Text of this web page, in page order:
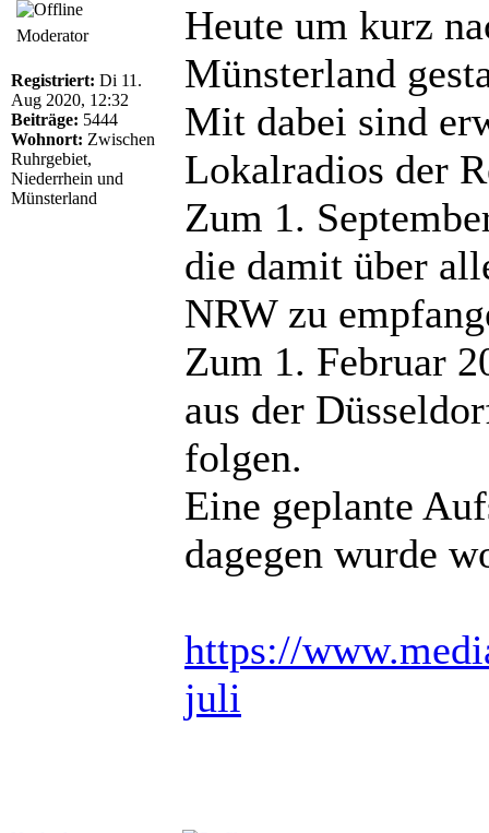
Moderator
Registriert: Di 11.
Aug 2020, 12:32
Beiträge: 5444
Wohnort: Zwischen
Ruhrgebiet,
Niederrhein und
Münsterland
Heute um kurz
Münsterland
Mit dabei sind
Lokalradios der
Zum 1.
die damit über
NRW zu
Zum 1. Februar
aus der
folgen.
Eine geplante
dagegen wurde
https://
juli